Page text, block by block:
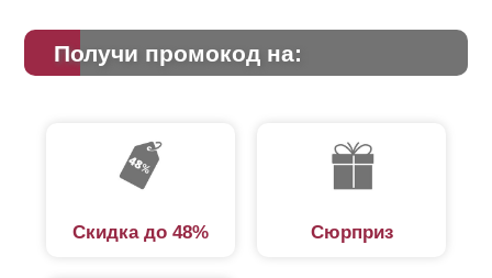
Получи промокод на:
Скидка до 48% Сюрприз